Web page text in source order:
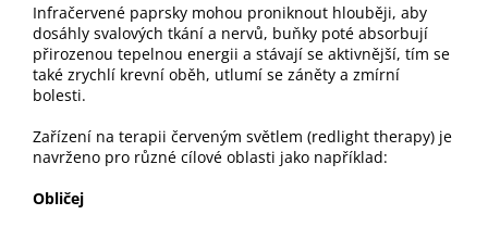
Infračervené paprsky mohou proniknout hlouběji, aby
dosáhly svalových tkání a nervů, buňky poté absorbují
přirozenou tepelnou energii a stávají se aktivnější, tím se
také zrychlí krevní oběh, utlumí se záněty a zmírní
bolesti.
Zařízení na terapii červeným světlem (redlight therapy) je
navrženo pro různé cílové oblasti jako například:
Obličej